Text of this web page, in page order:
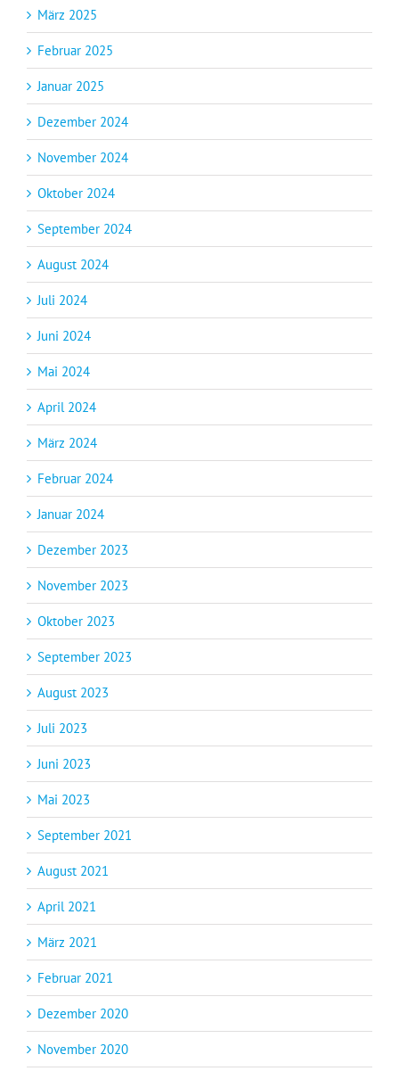
März 2025
Februar 2025
Januar 2025
Dezember 2024
November 2024
Oktober 2024
September 2024
August 2024
Juli 2024
Juni 2024
Mai 2024
April 2024
März 2024
Februar 2024
Januar 2024
Dezember 2023
November 2023
Oktober 2023
September 2023
August 2023
Juli 2023
Juni 2023
Mai 2023
September 2021
August 2021
April 2021
März 2021
Februar 2021
Dezember 2020
November 2020